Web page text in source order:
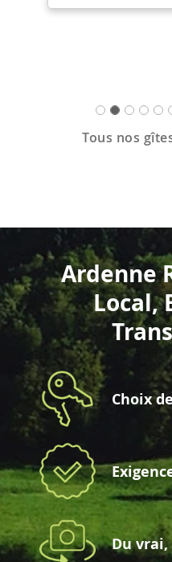
Tous nos
Ardenne
Local,
Choix
Du